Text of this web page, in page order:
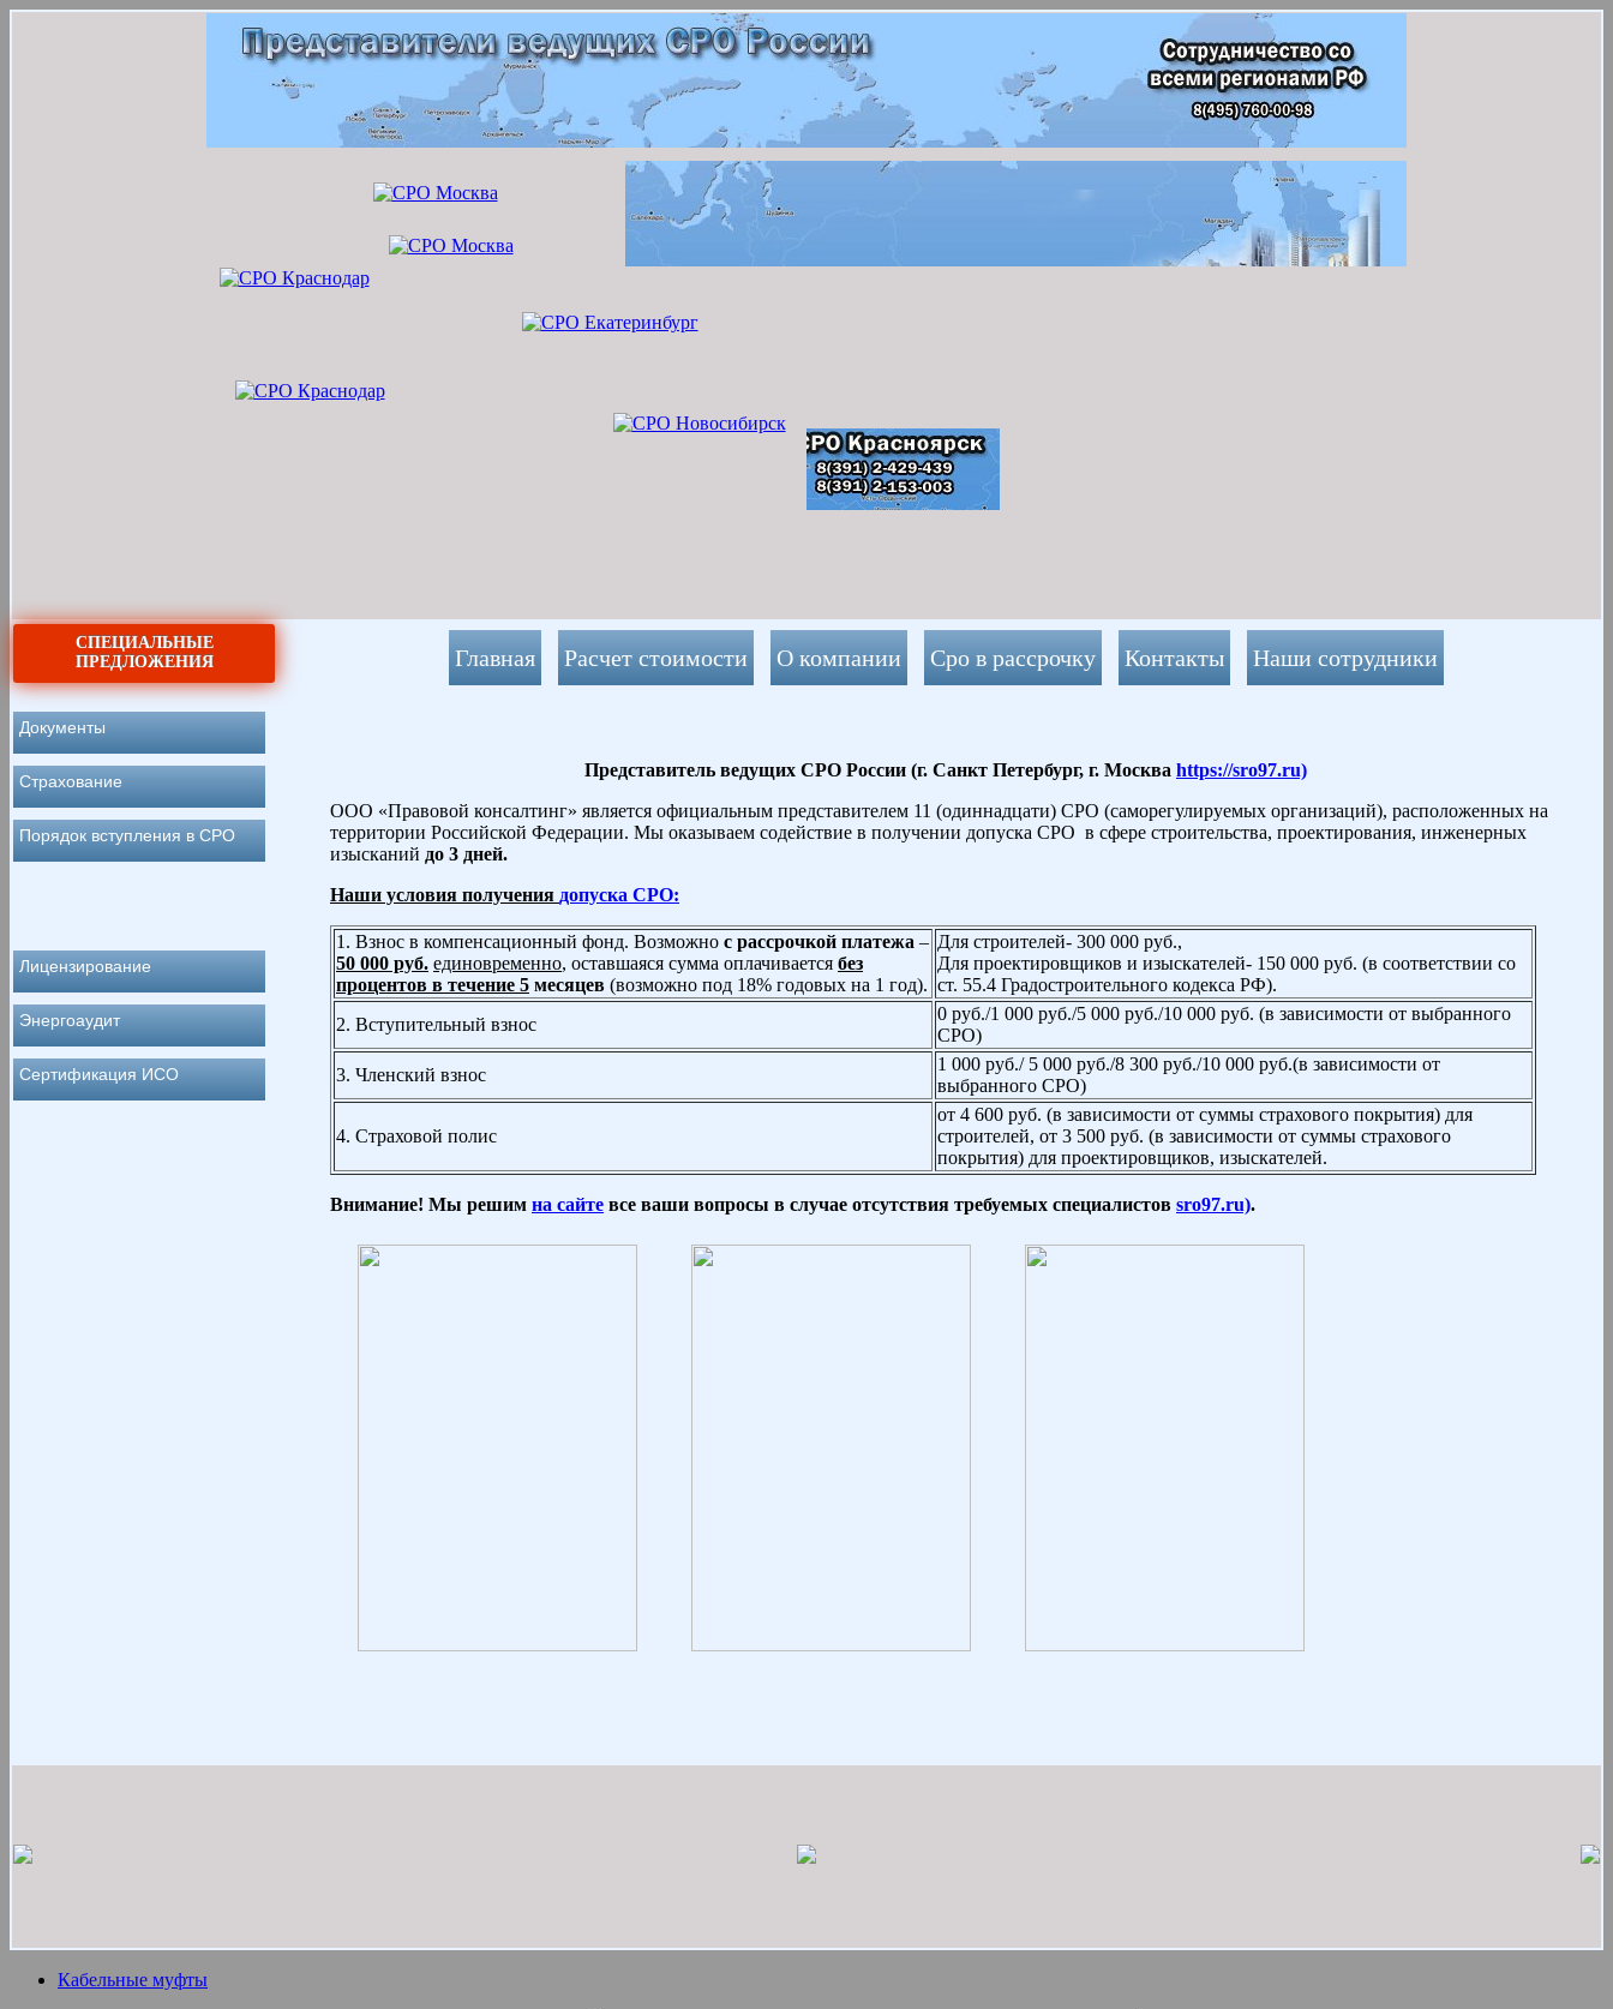
СПЕЦИАЛЬНЫЕ
ПРЕДЛОЖЕНИЯ
Главная Расчет стоимости О компании Сро в рассрочку Контакты Наши сотрудники
Документы
Страхование
Порядок вступления в СРО
Лицензирование
Энергоаудит
Сертификация ИСО
Представитель ведущих СРО России (г. Санкт Петербург, г. Москва https://sro97.ru)
ООО «Правовой консалтинг» является официальным представителем 11 (одиннадцати) СРО (саморегулируемых организаций), расположенных на
территории Российской Федерации. Мы оказываем содействие в получении допуска СРО в сфере строительства, проектирования, инженерных
изысканий до 3 дней.
Наши условия получения допуска СРО:
1. Взнос в компенсационный фонд. Возможно с рассрочкой платежа –
50 000 руб. единовременно, оставшаяся сумма оплачивается без
процентов в течение 5 месяцев (возможно под 18% годовых на 1 год).
Для строителей- 300 000 руб.,
Для проектировщиков и изыскателей- 150 000 руб. (в соответствии со
ст. 55.4 Градостроительного кодекса РФ).
2. Вступительный взнос
0 руб./1 000 руб./5 000 руб./10 000 руб. (в зависимости от выбранного
СРО)
3. Членский взнос
1 000 руб./ 5 000 руб./8 300 руб./10 000 руб.(в зависимости от
выбранного СРО)
4. Страховой полис
от 4 600 руб. (в зависимости от суммы страхового покрытия) для
строителей, от 3 500 руб. (в зависимости от суммы страхового
покрытия) для проектировщиков, изыскателей.
Внимание! Мы решим на сайте все ваши вопросы в случае отсутствия требуемых специалистов sro97.ru).
Кабельные муфты